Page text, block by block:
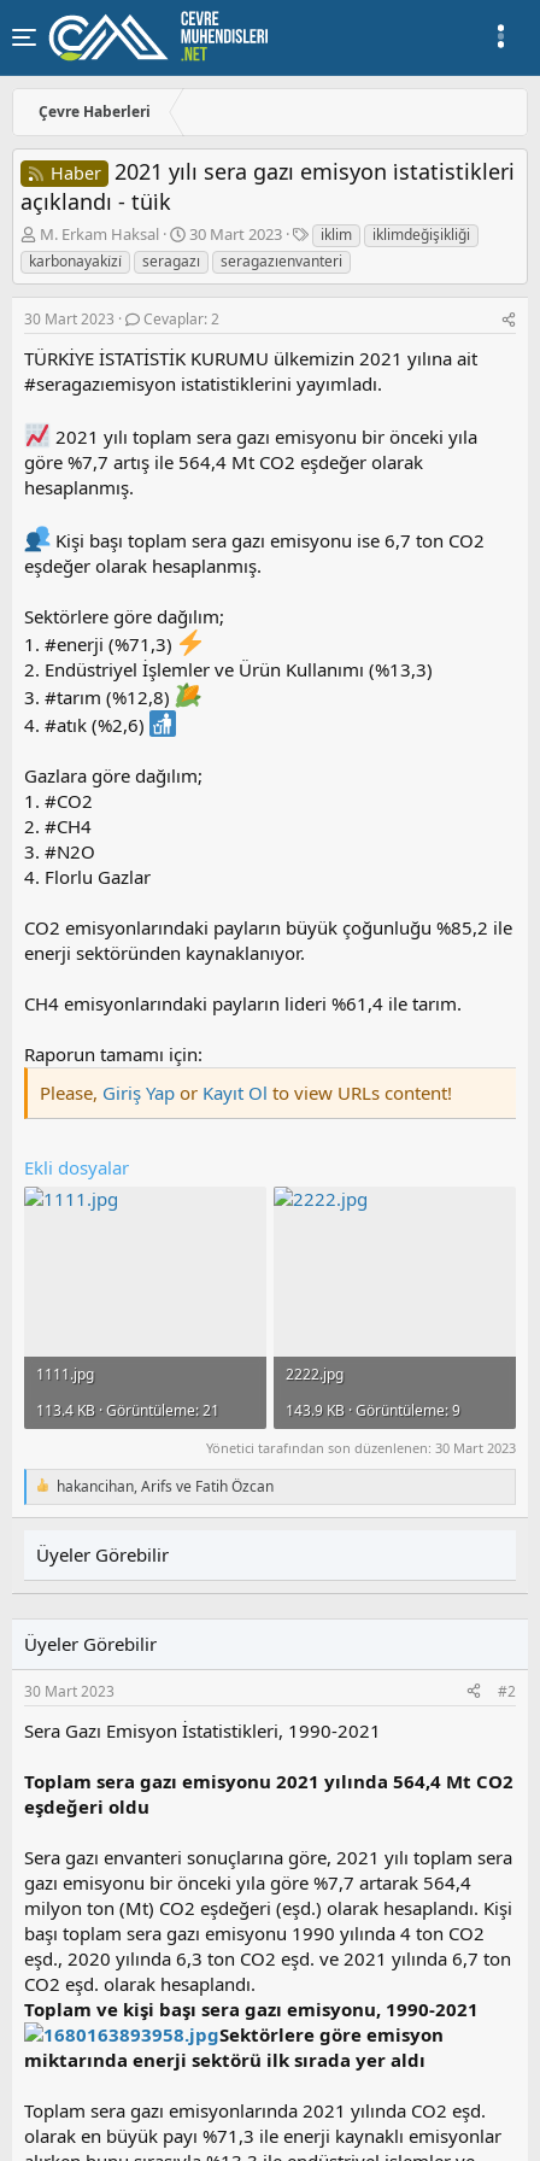
Çevre Haberleri
Haber
2021 yılı sera gazı emisyon i̇statistikleri
açıklandı - tüi̇k
K
o
n
u
y
u
b
a
l
a
t
a
M. Erkam Haksal
B
a
ş
l
a
n
g
ı
a
r
30 Mart 2023
E
t
i
k
t
l
e
iklim
iklimdeğişikliği
karbonayaki̇zi̇
seragazı seragazıenvanteri
30 Mart 2023 Cevaplar: 2
TÜRKİYE İSTATİSTİK KURUMU ülkemizin 2021 yılına ait
#seragazıemisyon istatistiklerini yayımladı.
2021 yılı toplam sera gazı emisyonu bir önceki yıla
göre %7,7 artış ile 564,4 Mt CO2 eşdeğer olarak
hesaplanmış.
Kişi başı toplam sera gazı emisyonu ise 6,7 ton CO2
eşdeğer olarak hesaplanmış.
Sektörlere göre dağılım;
1. #enerji (%71,3)
2. Endüstriyel İşlemler ve Ürün Kullanımı (%13,3)
3. #tarım (%12,8)
4. #atık (%2,6)
Gazlara göre dağılım;
1. #CO2
2. #CH4
3. #N2O
4. Florlu Gazlar
CO2 emisyonlarındaki payların büyük çoğunluğu %85,2 ile
enerji sektöründen kaynaklanıyor.
CH4 emisyonlarındaki payların lideri %61,4 ile tarım.
Raporun tamamı için:
Please, Giriş Yap or Kayıt Ol to view URLs content!
Ekli dosyalar
1111.jpg
113.4 KB · Görüntüleme: 21
2222.jpg
143.9 KB · Görüntüleme: 9
Yönetici tarafından son düzenlenen: 30 Mart 2023
T
e
k
l
:
hakancihan,Arifs ve Fatih Özcan
Üyeler Görebilir
Üyeler Görebilir
30 Mart 2023 #2
Sera Gazı Emisyon İstatistikleri, 1990-2021
Toplam sera gazı emisyonu 2021 yılında 564,4 Mt CO2
eşdeğeri oldu
Sera gazı envanteri sonuçlarına göre, 2021 yılı toplam sera
gazı emisyonu bir önceki yıla göre %7,7 artarak 564,4
milyon ton (Mt) CO2 eşdeğeri (eşd.) olarak hesaplandı. Kişi
başı toplam sera gazı emisyonu 1990 yılında 4 ton CO2
eşd., 2020 yılında 6,3 ton CO2 eşd. ve 2021 yılında 6,7 ton
CO2 eşd. olarak hesaplandı.
Toplam ve kişi başı sera gazı emisyonu, 1990-2021
Sektörlere göre emisyon
miktarında enerji sektörü ilk sırada yer aldı
Toplam sera gazı emisyonlarında 2021 yılında CO2 eşd.
olarak en büyük payı %71,3 ile enerji kaynaklı emisyonlar